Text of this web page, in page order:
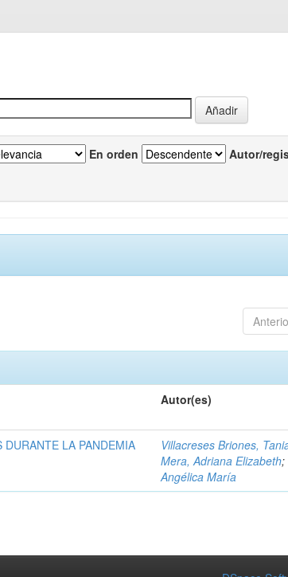
En orden Autor/
Autor(es)
DURANTE LA PANDEMIA
Villacreses Briones,
Mera, Adriana Elizabeth;
Angélica María